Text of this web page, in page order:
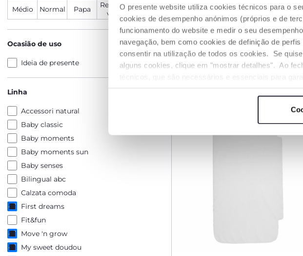
O presente website utiliza cookies técnicos para o
cookies de desempenho anónimos (próprios e de
funcionamento do website e medir o seu
navegação, bem como cookies de definição de
consentir na utilização de todos os cookies. Se
alguns cookies, clique em "mostrar detalhes". Ao
Médio Normal Papa
Regulá
vel
Ocasião de uso
Ideia de presente
Linha
Accessori natural
Baby classic
Baby moments
Baby moments sun
Baby senses
Bilingual abc
Calzata comoda
First dreams
Fit&fun
Move 'n grow
My sweet doudou
Berço Chicco Next2Me
Armonia
€ 209,99
ADICIONAR AO CARRINHO